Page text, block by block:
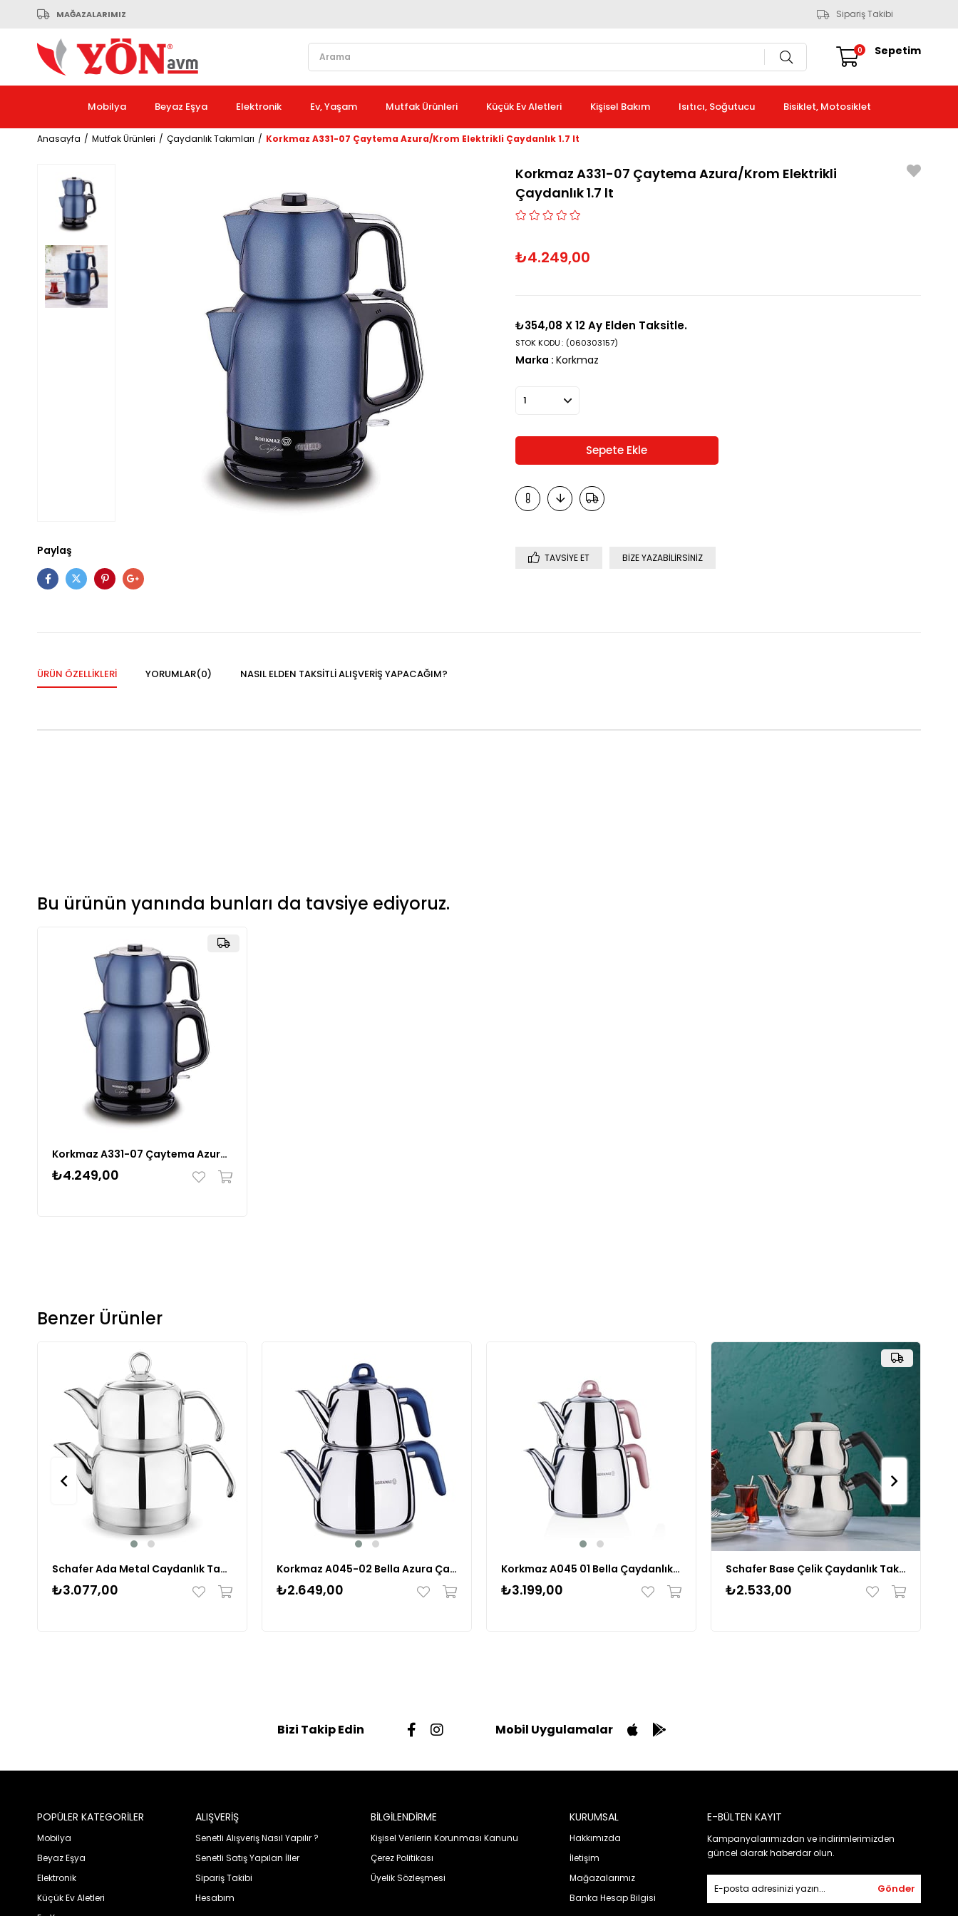
MAĞAZALARIMIZ Sipariş Takibi
Sepetim
0
Mobilya Beyaz Eşya Elektronik Ev, Yaşam Mutfak Ürünleri Küçük Ev Aletleri Kişisel Bakım Isıtıcı, Soğutucu Bisiklet, Motosiklet
Anasayfa Mutfak Ürünleri Çaydanlık Takımları Korkmaz A331-07 Çaytema Azura/Krom Elektrikli Çaydanlık 1.7 lt
Paylaş
Korkmaz A331-07 Çaytema Azura/Krom Elektrikli
Çaydanlık 1.7 lt
₺4.249,00
₺354,08 X 12 Ay Elden Taksitle.
(060303157)
STOK KODU
Marka : Korkmaz
TAVSIYE ET BIZE YAZABILIRSINIZ
ÜRÜN ÖZELLIKLERI YORUMLAR(0) NASIL ELDEN TAKSİTLİ ALIŞVERİŞ YAPACAĞIM?
Bu ürünün yanında bunları da tavsiye ediyoruz.
Korkmaz A331-07 Çaytema Azura/Krom Elektrikli Çaydanlık 1.7 lt
₺4.249,00
Benzer Ürünler
Schafer Ada Metal Caydanlık Takımı (orta) 4 Prc Inx05
₺3.077,00
Korkmaz A045-02 Bella Azura Çaydanlık Takımı 2 lt
₺2.649,00
Korkmaz A045 01 Bella Çaydanlık Takımı
₺3.199,00
Schafer Base Çelik Çaydanlık Takımı -4 Parça-Inox
₺2.533,00
Bizi Takip Edin Mobil Uygulamalar
POPÜLER KATEGORİLER
Mobilya
Beyaz Eşya
Elektronik
Küçük Ev Aletleri
ALIŞVERİŞ
Senetli Alışveriş Nasıl Yapılır ?
Senetli Satış Yapılan İller
Sipariş Takibi
Hesabım
BİLGİLENDİRME
Kişisel Verilerin Korunması Kanunu
Çerez Politikası
Üyelik Sözleşmesi
KURUMSAL
Hakkımızda
İletişim
Mağazalarımız
Banka Hesap Bilgisi
E-BÜLTEN KAYIT
Kampanyalarımızdan ve indirimlerimizden
güncel olarak haberdar olun.
Gönder